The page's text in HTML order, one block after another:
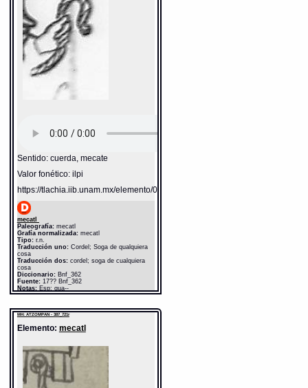
Sentido: cuerda, mecate
Valor fonético: ilpi
https://tlachia.iib.unam.mx/elemento/05.11.03
mecatl
Paleografía:mecatl
Grafía normalizada:mecatl
Tipo:r.n.
Traducción uno:Cordel; Soga de qualquiera
cosa
Traducción dos:cordel; soga de cualquiera
cosa
Diccionario: Bnf_362
Fuente:17?? Bnf_362
Notas:Esp: qua--
Universidad Nacional Autónoma de México
[Ciudad Universitaria, México D.F.]: 2012 [29-
http://www.gdn.unam.mx/contexto/13507
MH: ATZOMPAN - 387_721r
Elemento: mecatl